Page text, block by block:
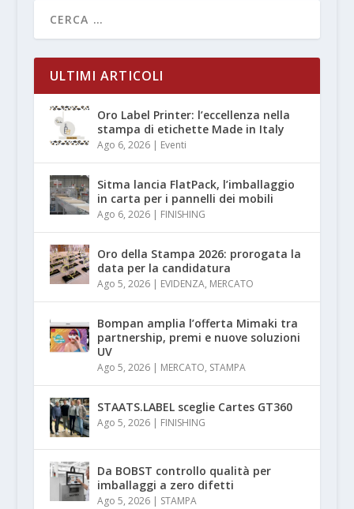
ULTIMI ARTICOLI
Oro Label Printer: l’eccellenza nella
stampa di etichette Made in Italy
Ago 6, 2026| Eventi
Sitma lancia FlatPack, l’imballaggio
in carta per i pannelli dei mobili
Ago 6, 2026| FINISHING
Oro della Stampa 2026: prorogata la
data per la candidatura
Ago 5, 2026| EVIDENZA, MERCATO
Bompan amplia l’offerta Mimaki tra
partnership, premi e nuove soluzioni
UV
Ago 5, 2026| MERCATO, STAMPA
STAATS.LABEL sceglie Cartes GT360
Ago 5, 2026| FINISHING
Da BOBST controllo qualità per
imballaggi a zero difetti
Ago 5, 2026| STAMPA